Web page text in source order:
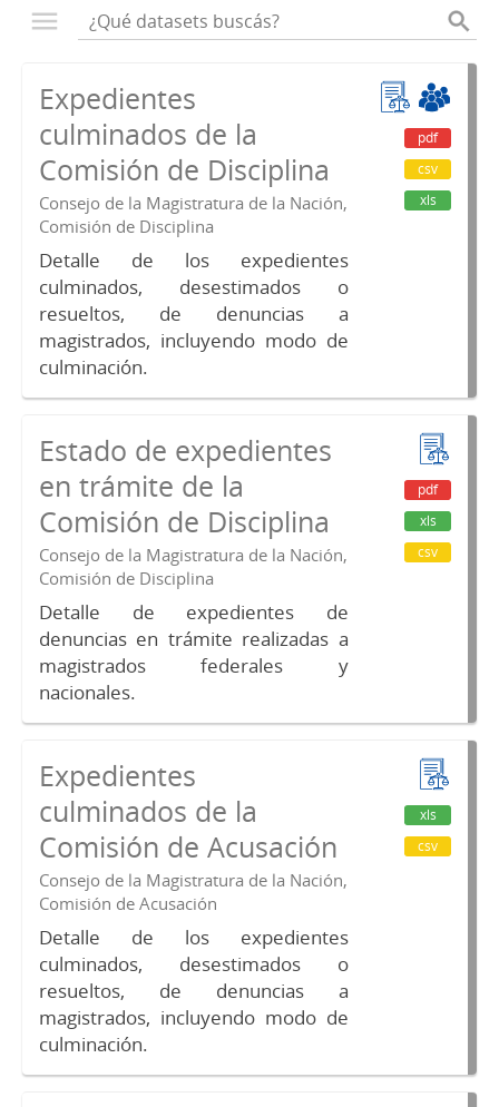
Expedientes
culminados de la
Comisión de Disciplina
Consejo de la Magistratura de la Nación,
Comisión de Disciplina
Detalle de los expedientes
culminados, desestimados o
resueltos, de denuncias a
magistrados, incluyendo modo de
culminación.
pdf
csv
xls
Estado de expedientes
en trámite de la
Comisión de Disciplina
Consejo de la Magistratura de la Nación,
Comisión de Disciplina
Detalle de expedientes de
denuncias en trámite realizadas a
magistrados federales y
nacionales.
pdf
xls
csv
Expedientes
culminados de la
Comisión de Acusación
Consejo de la Magistratura de la Nación,
Comisión de Acusación
Detalle de los expedientes
culminados, desestimados o
resueltos, de denuncias a
magistrados, incluyendo modo de
culminación.
xls
csv